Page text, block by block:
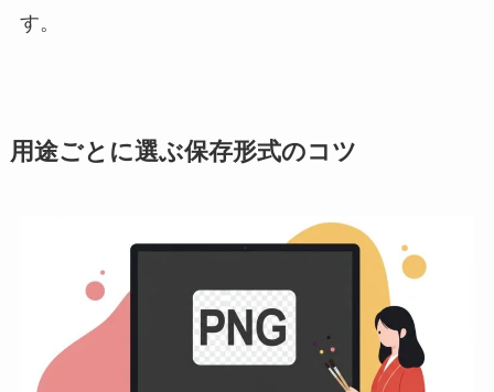
す。
用途ごとに選ぶ保存形式のコツ